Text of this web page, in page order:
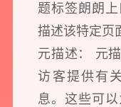
题标签朗朗
描述该特定页
元描述： 元
访客提供有
息。这些可